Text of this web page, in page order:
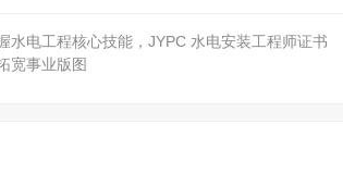
水电工程核心技能，JYPC 水电安装工程师证书
宽事业版图